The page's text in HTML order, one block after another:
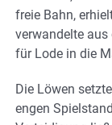
freie Bahn,
verwandelte
für Lode in die
Die Löwen
engen